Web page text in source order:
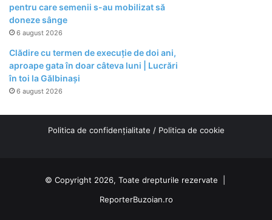
pentru care semenii s-au mobilizat să
doneze sânge
6 august 2026
Clădire cu termen de execuție de doi ani,
aproape gata în doar câteva luni | Lucrări
în toi la Gălbinași
6 august 2026
Politica de confidențialitate / Politica de cookie
© Copyright 2026, Toate drepturile rezervate |
ReporterBuzoian.ro